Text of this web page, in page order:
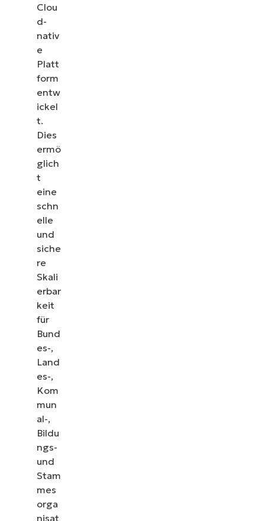
Clou
d-
nativ
e
Platt
form
entw
ickel
t.
Dies
ermö
glich
t
eine
schn
elle
und
siche
re
Skali
erbar
keit
für
Bund
es-,
Land
es-,
Kom
mun
al-,
Bildu
ngs-
und
Stam
mes
orga
nisat